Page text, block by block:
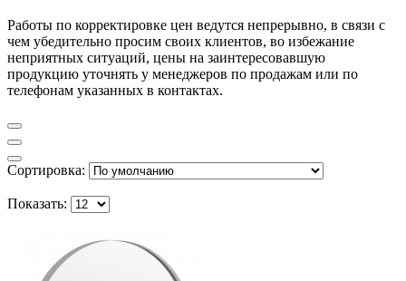
Работы по корректировке цен ведутся непрерывно, в связи с
чем убедительно просим своих клиентов, во избежание
неприятных ситуаций, цены на заинтересовавшую
продукцию уточнять у менеджеров по продажам или по
телефонам указанных в контактах.
Сортировка:
Показать: